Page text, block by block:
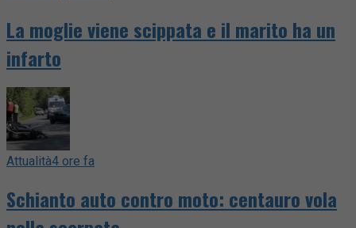
La moglie viene scippata e il marito ha un
infarto
Attualità4 ore fa
Schianto auto contro moto: centauro vola